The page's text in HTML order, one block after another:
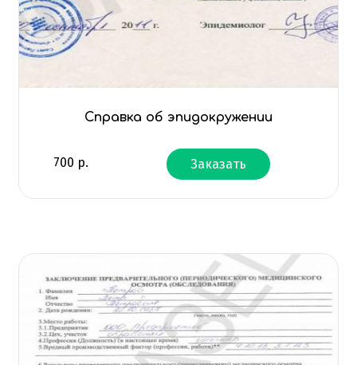
Справка об эпидокружении
700 р. Заказать